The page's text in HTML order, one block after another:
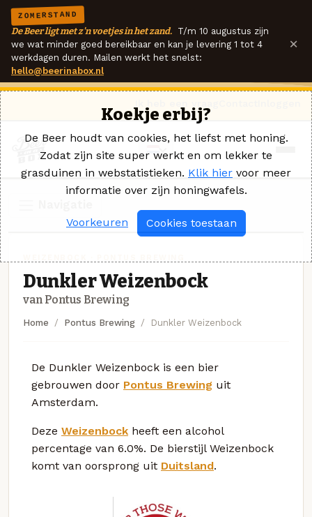
ZOMERSTAND
De Beer ligt met z'n voetjes in het zand. T/m 10 augustus zijn
we wat minder goed bereikbaar en kan je levering 1 tot 4
werkdagen duren. Mailen werkt het snelst:
hello@beerinabox.nl
×
Dunkler Weizenbock
van Pontus Brewing
Home Pontus Brewing Dunkler Weizenbock
De Dunkler Weizenbock is een bier
gebrouwen door Pontus Brewing uit
Amsterdam.
Deze Weizenbock heeft een alcohol
percentage van 6.0%. De bierstijl Weizenbock
komt van oorsprong uit Duitsland.
Koekje erbij?
De Beer houdt van cookies, het liefst met honing.
Zodat zijn site super werkt en om lekker te
grasduinen in webstatistieken. Klik hier voor meer
informatie over zijn honingwafels.
Voorkeuren Cookies toestaan